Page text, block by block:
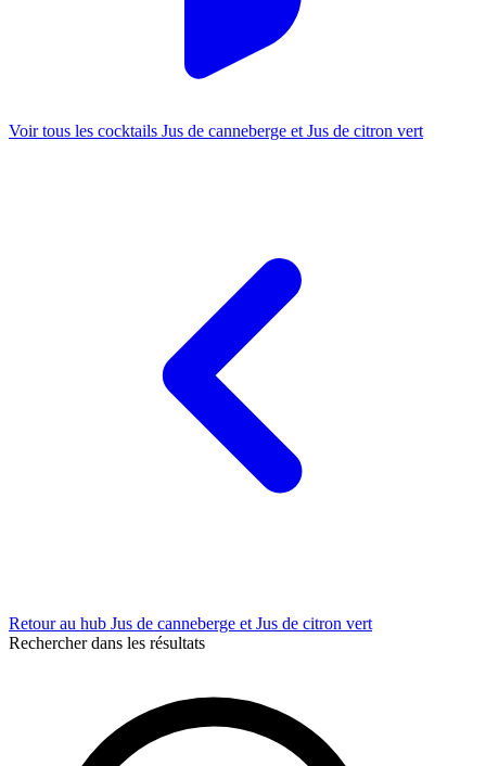
Voir tous les cocktails Jus de canneberge et Jus de citron vert
Retour au hub Jus de canneberge et Jus de citron vert
Rechercher dans les résultats